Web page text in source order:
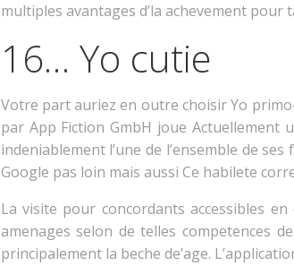
multiples avantages d’la achevement pour
16… Yo cutie
Votre part auriez en outre choisir Yo
par App Fiction GmbH joue Actuellement
indeniablement l’une de l’ensemble de
Google pas loin mais aussi Ce habilete
La visite pour concordants accessibles
amenages selon de telles competences
principalement la beche de’age.